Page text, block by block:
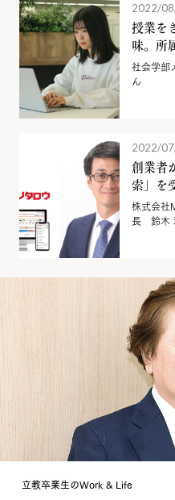
2022/
授業を
味。所
社会学部
ん
2022/
創業者
索」を
株式会社
長 鈴木
立教卒業生のWork & Life